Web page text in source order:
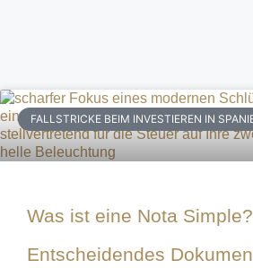
FALLSTRICKE BEIM INVESTIEREN IN
Was ist eine Nota Simple?
Entscheidendes